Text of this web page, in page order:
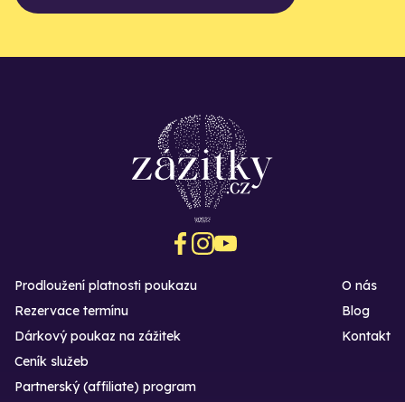
Prodloužení platnosti poukazu
Rezervace termínu
Dárkový poukaz na zážitek
O nás
Blog
Kontakt
Ceník služeb
Partnerský (affiliate) program